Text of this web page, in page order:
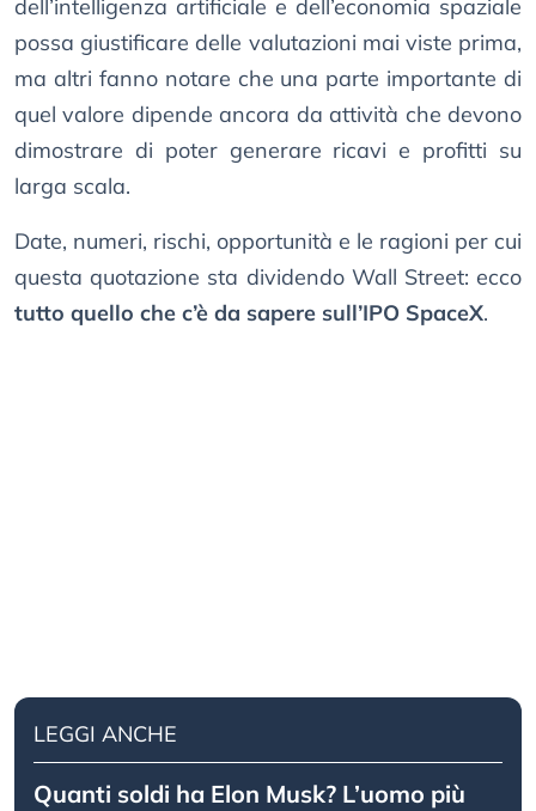
dell’intelligenza artificiale e dell’economia spaziale
possa giustificare delle valutazioni mai viste prima,
ma altri fanno notare che una parte importante di
quel valore dipende ancora da attività che devono
dimostrare di poter generare ricavi e profitti su
larga scala.
Date, numeri, rischi, opportunità e le ragioni per cui
questa quotazione sta dividendo Wall Street: ecco
tutto quello che c’è da sapere sull’IPO SpaceX.
LEGGI ANCHE
Quanti soldi ha Elon Musk? L’uomo più